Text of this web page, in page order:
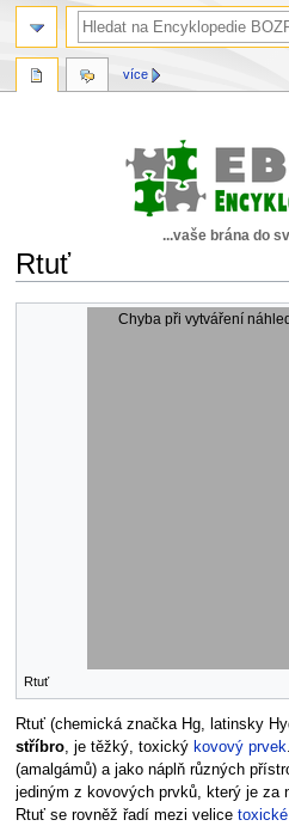
...vaše brána do
Rtuť
Chyba při vytváření
Rtuť
Rtuť (chemická značka Hg, latinsky
stříbro, je těžký, toxický kovový prvek
(amalgámů) a jako náplň různých
jediným z kovových prvků, který je za
Rtuť se rovněž řadí mezi velice
více